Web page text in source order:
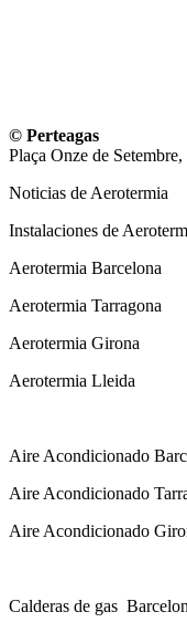
© Perteagas
Plaça Onze de
Noticias de Aerotermia
Instalaciones de
Aerotermia Barcelona
Aerotermia Tarragona
Aerotermia Girona
Aerotermia Lleida
Aire Acondicionado
Aire Acondicionado
Aire Acondicionado
Calderas de gas